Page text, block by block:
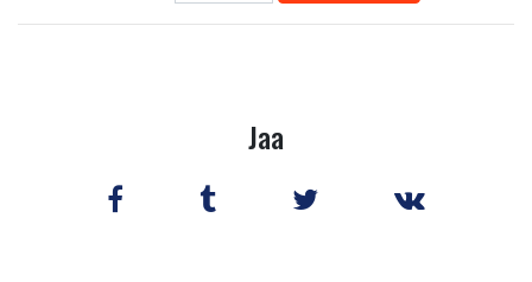
Jaa